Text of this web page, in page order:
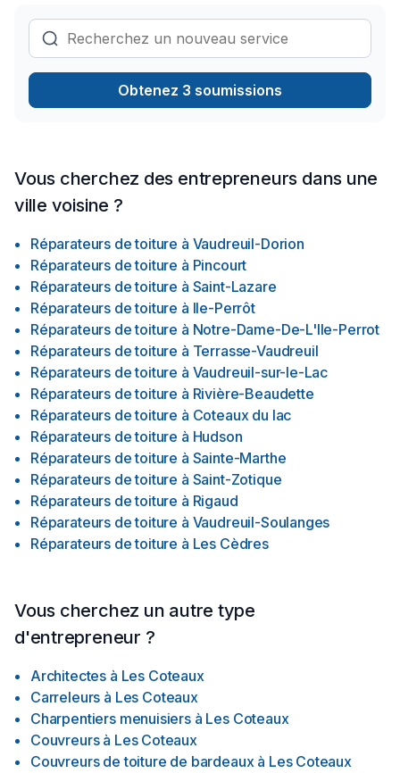
Obtenez 3 soumissions
Vous cherchez des entrepreneurs dans une
ville voisine ?
Réparateurs de toiture à Vaudreuil-Dorion
Réparateurs de toiture à Pincourt
Réparateurs de toiture à Saint-Lazare
Réparateurs de toiture à Ile-Perrôt
Réparateurs de toiture à Notre-Dame-De-L'Ile-Perrot
Réparateurs de toiture à Terrasse-Vaudreuil
Réparateurs de toiture à Vaudreuil-sur-le-Lac
Réparateurs de toiture à Rivière-Beaudette
Réparateurs de toiture à Coteaux du lac
Réparateurs de toiture à Hudson
Réparateurs de toiture à Sainte-Marthe
Réparateurs de toiture à Saint-Zotique
Réparateurs de toiture à Rigaud
Réparateurs de toiture à Vaudreuil-Soulanges
Réparateurs de toiture à Les Cèdres
Vous cherchez un autre type
d'entrepreneur ?
Architectes à Les Coteaux
Carreleurs à Les Coteaux
Charpentiers menuisiers à Les Coteaux
Couvreurs à Les Coteaux
Couvreurs de toiture de bardeaux à Les Coteaux